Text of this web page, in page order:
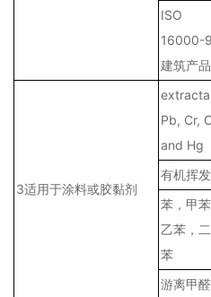
ISO
16000-9
建筑产品
3适用于涂料或胶黏剂
Pb, Cr,
and Hg
有机挥
苯，甲苯
乙苯，
苯
游离甲醛